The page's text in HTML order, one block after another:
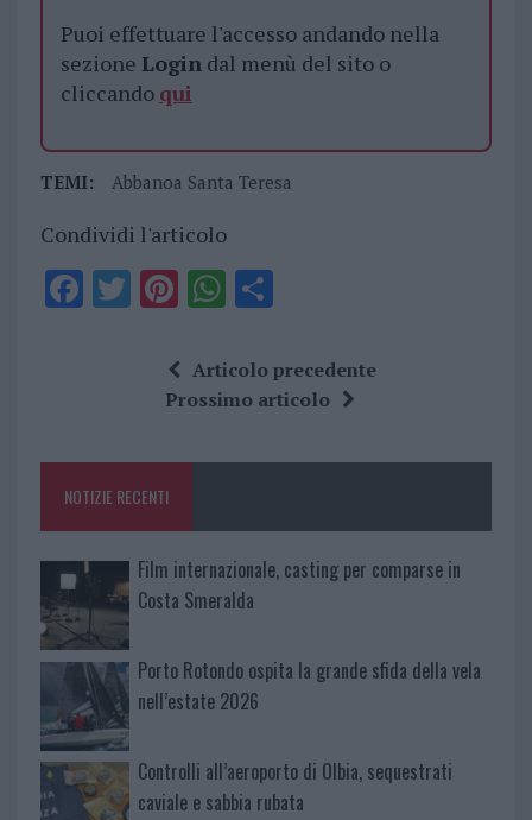
Puoi effettuare l'accesso andando nella
sezione Logindal menù del sito o
cliccando qui
TEMI: Abbanoa Santa Teresa
Condividi l'articolo
F
o
k
T Pi
te
re
W
at
s
p
S
a
re
Articolo precedente
Prossimo articolo
NOTIZIE RECENTI
Film internazionale, casting per comparse in
Costa Smeralda
Porto Rotondo ospita la grande sfida della vela
nell’estate 2026
Controlli all’aeroporto di Olbia, sequestrati
caviale e sabbia rubata